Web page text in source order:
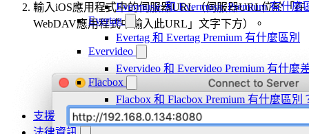
Evermusic 和 Evermusic Premium 有什麼
Evertag
Evertag 和 Evertag Premium 有什麼區別
Evervideo
Evervideo 和 Evervideo Premium 有什麼
Flacbox
Flacbox 和 Flacbox Premium 有什麼區別
支援
輸入iOS應用程式中的伺服器URL（伺服器URL位於「在
WebDAV應用程式中輸入此URL」文字下方）。